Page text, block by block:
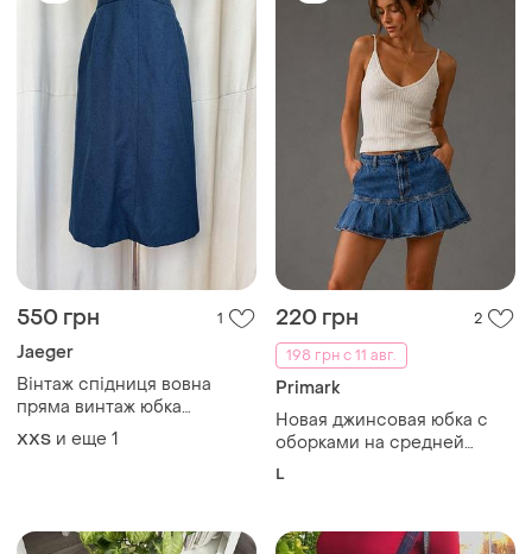
550 грн
Jaeger
Вінтаж спідниця вовна
пряма винтаж юбка
шерстяная
220 грн
198 грн с 11 авг.
Primark
Новая джинсовая юбка с
посадке primark 14uk l